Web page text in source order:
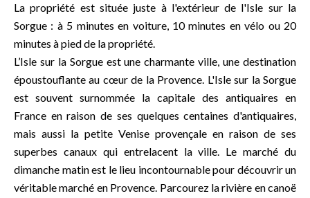
La propriété est située juste à l'extérieur de l'Isle sur la
Sorgue : à 5 minutes en voiture, 10 minutes en vélo ou 20
minutes à pied de la propriété.
L’Isle sur la Sorgue est une charmante ville, une destination
époustouflante au cœur de la Provence. L'Isle sur la Sorgue
est souvent surnommée la capitale des antiquaires en
France en raison de ses quelques centaines d'antiquaires,
mais aussi la petite Venise provençale en raison de ses
superbes canaux qui entrelacent la ville. Le marché du
dimanche matin est le lieu incontournable pour découvrir un
véritable marché en Provence. Parcourez la rivière en canoë